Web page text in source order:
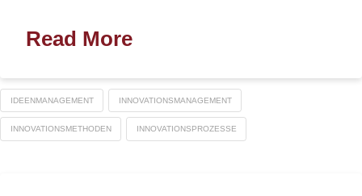
Read More
IDEENMANAGEMENT INNOVATIONSMANAGEMENT
INNOVATIONSMETHODEN INNOVATIONSPROZESSE